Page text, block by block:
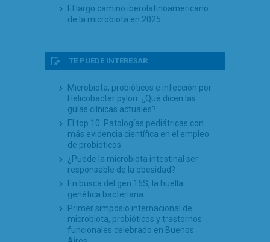
El largo camino iberolatinoamericano
de la microbiota en 2025
TE PUEDE INTERESAR
Microbiota, probióticos e infección por
Helicobacter pylori. ¿Qué dicen las
guías clínicas actuales?
El top 10: Patologías pediátricas con
más evidencia científica en el empleo
de probióticos
¿Puede la microbiota intestinal ser
responsable de la obesidad?
En busca del gen 16S, la huella
genética bacteriana
Primer simposio internacional de
microbiota, probióticos y trastornos
funcionales celebrado en Buenos